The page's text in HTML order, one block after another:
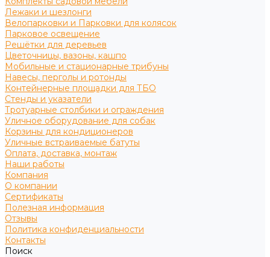
Лежаки и шезлонги
Велопарковки и Парковки для колясок
Парковое освещение
Решётки для деревьев
Цветочницы, вазоны, кашпо
Мобильные и стационарные трибуны
Навесы, перголы и ротонды
Контейнерные площадки для ТБО
Стенды и указатели
Тротуарные столбики и ограждения
Уличное оборудование для собак
Корзины для кондиционеров
Уличные встраиваемые батуты
Оплата, доставка, монтаж
Наши работы
Компания
О компании
Сертификаты
Полезная информация
Отзывы
Политика конфиденциальности
Контакты
Поиск